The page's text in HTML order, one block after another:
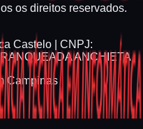
os direitos reservados.
Castelo | CNPJ:
ANCHIETA
Campinas